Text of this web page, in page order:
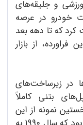
و جلیقه‌های
خودرو در عرصه
کرد که تا دهه بعد
از بازار
در زیرساخت‌های
بتنی کاملاً
نمونه از این